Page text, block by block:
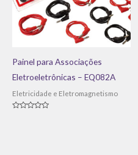
Painel para Associações
Eletroeletrônicas – EQ082A
Eletricidade e Eletromagnetismo